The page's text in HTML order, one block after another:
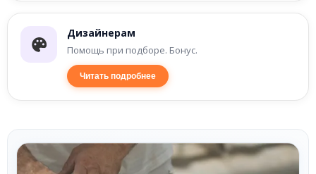
Дизайнерам
Помощь при подборе. Бонус.
Читать подробнее